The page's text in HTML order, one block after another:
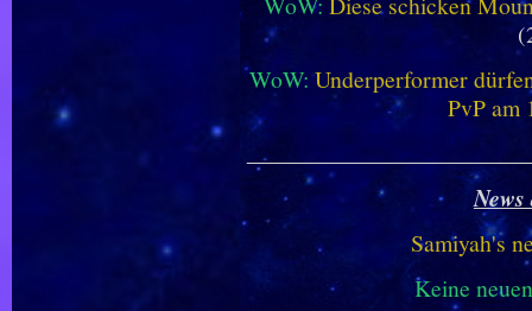
WoW: Underperformer
PvP am
Samiyah's
Keine